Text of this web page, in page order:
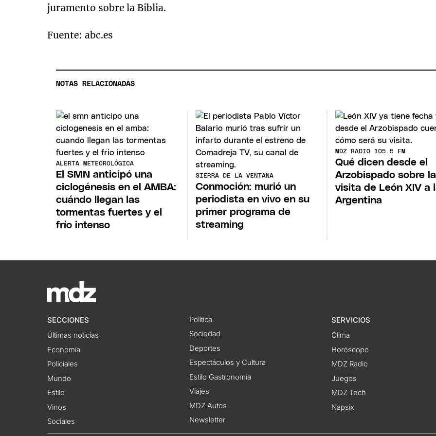
juramento sobre la Biblia.
Fuente: abc.es
NOTAS RELACIONADAS
ALERTA METEOROLÓGICA
El SMN anticipó una
ciclogénesis en el AMBA:
cuándo llegan las
tormentas fuertes y el
frío intenso
SIERRA DE LA VENTANA
Conmoción: murió un
periodista en vivo en su
primer programa de
streaming
MDZ RADIO 105.5 FM
Qué dicen desde el
Arzobispado sobre la
visita de León XIV a
Argentina
SECCIONES
Últimas noticias
Economía
Policiales
Mundo
Estilo
Vinos
Sociales
Política
Sociedad
Deportes
Espectáculos y Cultura
Estilo Gastronomía
Viajes
MDZ Autos
Newsletter
SERVICIOS
Clima
Horóscopo
MDZ Radio
Juegos
MDZ Tech
Napsix